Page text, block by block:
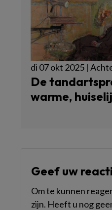
di 07 okt 2025 |
De
warme,
Geef uw
Om te kunnen
zijn. Heeft u nog